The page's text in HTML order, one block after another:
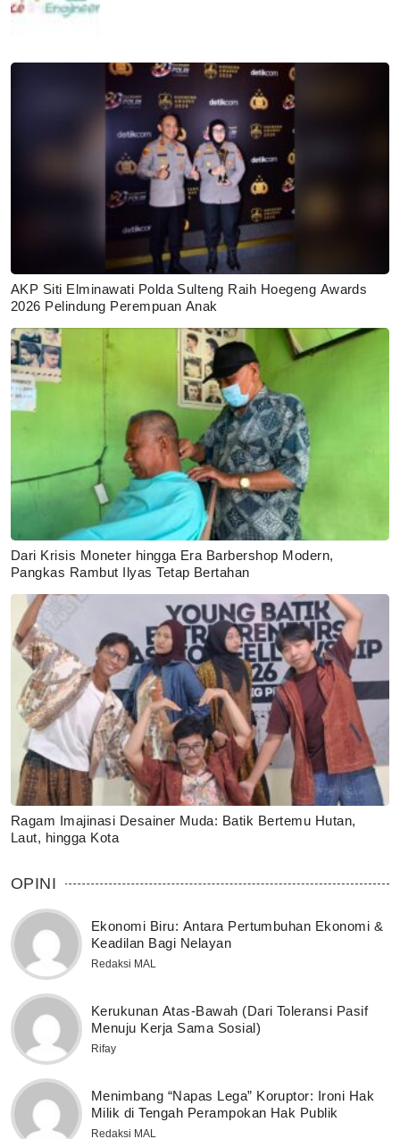
AKP Siti Elminawati Polda Sulteng Raih Hoegeng Awards
2026 Pelindung Perempuan Anak
Dari Krisis Moneter hingga Era Barbershop Modern,
Pangkas Rambut Ilyas Tetap Bertahan
Ragam Imajinasi Desainer Muda: Batik Bertemu Hutan,
Laut, hingga Kota
OPINI
Ekonomi Biru: Antara Pertumbuhan Ekonomi &
Keadilan Bagi Nelayan
Redaksi MAL
Kerukunan Atas-Bawah (Dari Toleransi Pasif
Menuju Kerja Sama Sosial)
Rifay
Menimbang “Napas Lega” Koruptor: Ironi Hak
Milik di Tengah Perampokan Hak Publik
Redaksi MAL